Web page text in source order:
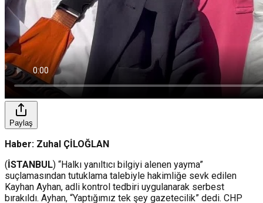
Paylaş
Haber: Zuhal ÇİLOĞLAN
(İSTANBUL) “Halkı yanıltıcı bilgiyi alenen yayma”
suçlamasından tutuklama talebiyle hakimliğe sevk edilen
Kayhan Ayhan, adli kontrol tedbiri uygulanarak serbest
bırakıldı. Ayhan, “Yaptığımız tek şey gazetecilik” dedi. CHP